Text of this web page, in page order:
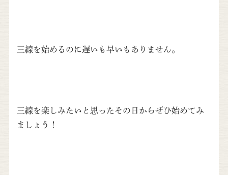
三線を始めるのに遅いも早いもありません。
三線を楽しみたいと思ったその日からぜひ始めてみ
ましょう！